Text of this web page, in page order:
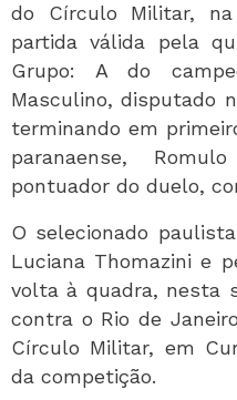
do Círculo Militar,
partida válida pela
Grupo: A do
Masculino, disputado
terminando em
paranaense,
pontuador do duelo,
O selecionado
Luciana Thomazini e
volta à quadra, nesta
contra o Rio de
Círculo Militar, em
da competição.